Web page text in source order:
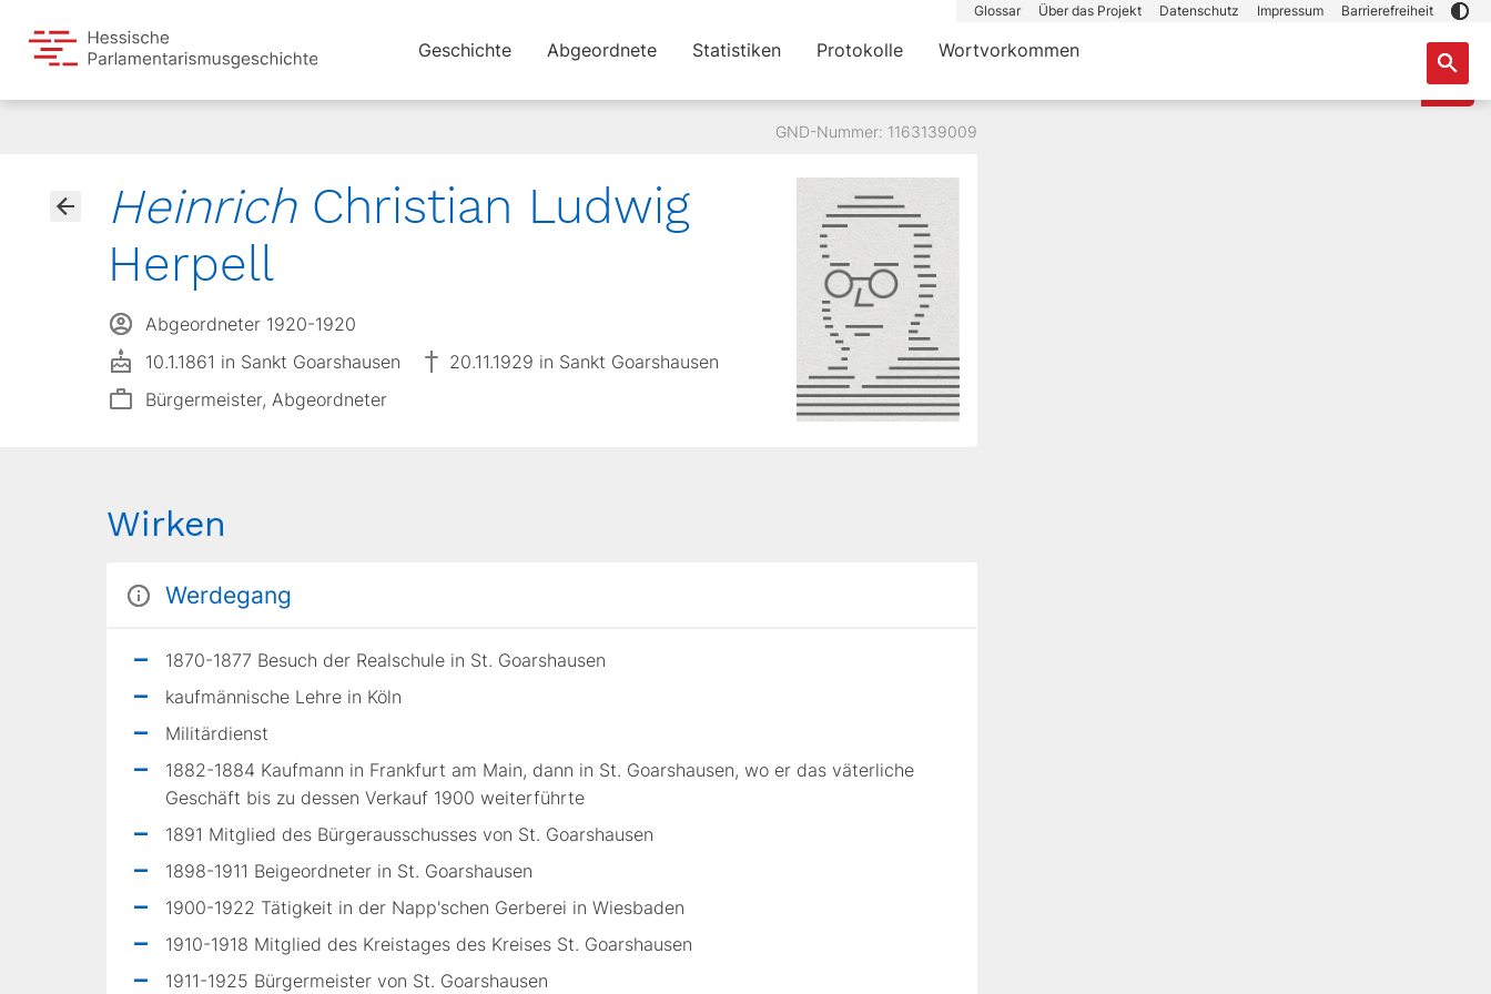
Glossar Über das Projekt Datenschutz Impressum Barrierefreiheit
Geschichte Abgeordnete Statistiken Protokolle Wortvorkommen
GND-Nummer: 1163139009
HeinrichChristian Ludwig
Herpell
Abgeordneter 1920-1920
10.1.1861 in Sankt Goarshausen
20.11.1929 in Sankt Goarshausen
Bürgermeister, Abgeordneter
Wirken
Werdegang
1870-1877 Besuch der Realschule in St. Goarshausen
kaufmännische Lehre in Köln
Militärdienst
1882-1884 Kaufmann in Frankfurt am Main, dann in St. Goarshausen, wo er das väterliche
Geschäft bis zu dessen Verkauf 1900 weiterführte
1891 Mitglied des Bürgerausschusses von St. Goarshausen
1898-1911 Beigeordneter in St. Goarshausen
1900-1922 Tätigkeit in der Napp'schen Gerberei in Wiesbaden
1910-1918 Mitglied des Kreistages des Kreises St. Goarshausen
1911-1925 Bürgermeister von St. Goarshausen